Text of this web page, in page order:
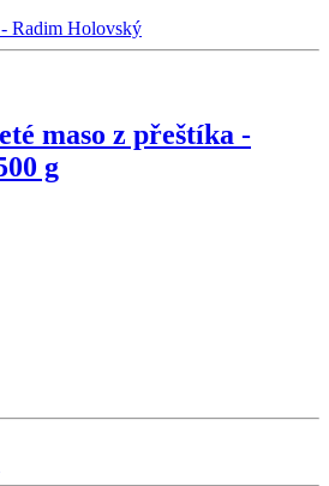
Radim Holovský
maso z přeštíka -
g